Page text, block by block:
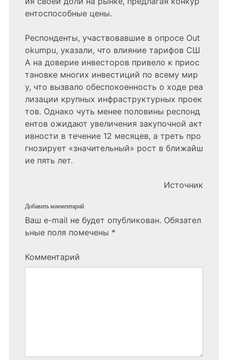
ентоспособные цены.
Респонденты, участвовавшие в опросе Out
okumpu, указали, что влияние тарифов СШ
А на доверие инвесторов привело к приос
тановке многих инвестиций по всему мир
у, что вызвало обеспокоенность о ходе реа
лизации крупных инфраструктурных проек
тов. Однако чуть менее половины респонд
ентов ожидают увеличения закупочной акт
ивности в течение 12 месяцев, а треть про
гнозирует «значительный» рост в ближайш
ие пять лет.
Источник
Добавить комментарий
Ваш e-mail не будет опубликован. Обязател
ьные поля помечены *
Комментарий